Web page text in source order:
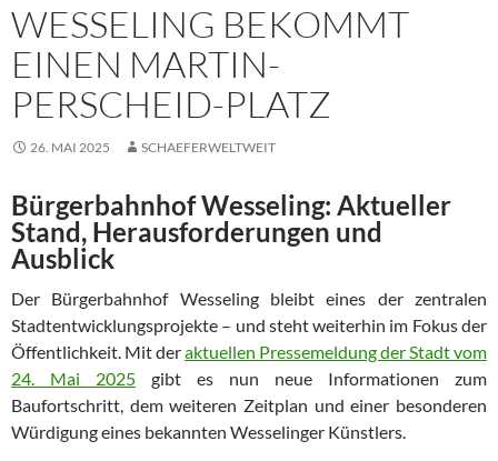
WESSELING BEKOMMT
EINEN MARTIN-
PERSCHEID-PLATZ
26. MAI 2025 SCHAEFERWELTWEIT
Bürgerbahnhof Wesseling: Aktueller
Stand, Herausforderungen und
Ausblick
Der Bürgerbahnhof Wesseling bleibt eines der zentralen
Stadtentwicklungsprojekte – und steht weiterhin im Fokus der
Öffentlichkeit. Mit deraktuellen Pressemeldung der Stadt vom
24. Mai 2025 gibt es nun neue Informationen zum
Baufortschritt, dem weiteren Zeitplan und einer besonderen
Würdigung eines bekannten Wesselinger Künstlers.